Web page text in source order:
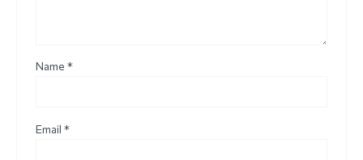
Name *
Email *